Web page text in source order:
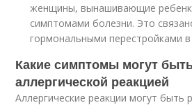
женщины, вынашивающие
симптомами болезни. Это
гормональными перестройками в
Какие симптомы могут
аллергической реакцией
Аллергические реакции могут быть